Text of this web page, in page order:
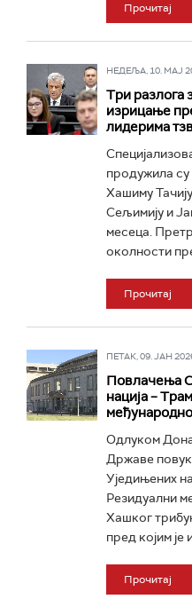
Прочитај
НЕДЕЉА, 10. МАЈ
Три разлога
изрицање
лидерима
продужила
Хашиму
Сељимију и
месеца.
околности
Прочитај
ПЕТАК, 09. ЈАН
Повлачења
нација –
Одлуком
Државе
Уједињених
Резидуални
Хашког
пред којим је
Прочитај